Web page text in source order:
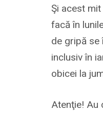
Şi acest
facă în
de gripă se
inclusiv în
obicei la
Atenţie! Au